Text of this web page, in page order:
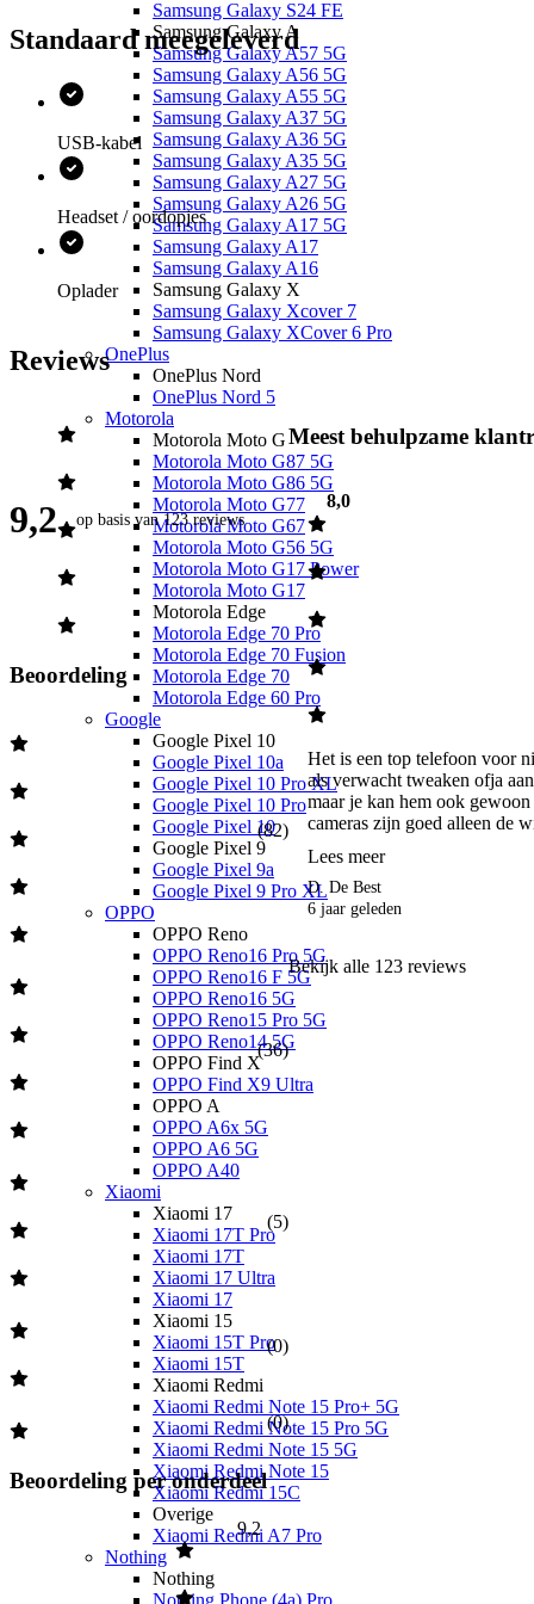
Samsung Galaxy S24 FE
Samsung Galaxy A
Samsung Galaxy A57 5G
Samsung Galaxy A56 5G
Samsung Galaxy A55 5G
Samsung Galaxy A37 5G
Samsung Galaxy A36 5G
Samsung Galaxy A35 5G
Samsung Galaxy A27 5G
Samsung Galaxy A26 5G
Samsung Galaxy A17 5G
Samsung Galaxy A17
Samsung Galaxy A16
Samsung Galaxy X
Samsung Galaxy Xcover 7
Samsung Galaxy XCover 6 Pro
OnePlus
OnePlus Nord
OnePlus Nord 5
Motorola
Motorola Moto G
Motorola Moto G87 5G
Motorola Moto G86 5G
Motorola Moto G77
Motorola Moto G67
Motorola Moto G56 5G
Motorola Moto G17 Power
Motorola Moto G17
Motorola Edge
Motorola Edge 70 Pro
Motorola Edge 70 Fusion
Motorola Edge 70
Motorola Edge 60 Pro
Google
Google Pixel 10
Google Pixel 10a
Google Pixel 10 Pro XL
Google Pixel 10 Pro
Google Pixel 10
Google Pixel 9
Google Pixel 9a
Google Pixel 9 Pro XL
OPPO
OPPO Reno
OPPO Reno16 Pro 5G
OPPO Reno16 F 5G
OPPO Reno16 5G
OPPO Reno15 Pro 5G
OPPO Reno14 5G
OPPO Find X
OPPO Find X9 Ultra
OPPO A
OPPO A6x 5G
OPPO A6 5G
OPPO A40
Xiaomi
Xiaomi 17
Xiaomi 17T Pro
Xiaomi 17T
Xiaomi 17 Ultra
Xiaomi 17
Xiaomi 15
Xiaomi 15T Pro
Xiaomi 15T
Xiaomi Redmi
Xiaomi Redmi Note 15 Pro+ 5G
Xiaomi Redmi Note 15 Pro 5G
Xiaomi Redmi Note 15 5G
Xiaomi Redmi Note 15
Xiaomi Redmi 15C
Overige
Xiaomi Redmi A7 Pro
Nothing
Nothing
Nothing Phone (4a) Pro
Intelligente camera
Het Samsung-toestel ondersteunt een dubbele 13 en 5
megapixelcamera achterop. De eerste camera zorgt voor ultieme
helderheid, de tweede camera voor een ultra groothoek van 123
graden. Zo leg je ieder bijzonder moment op zijn best vast. Ook zijn
er leuke opties aanwezig om je foto’s nog feestelijker te maken,
zoals AR stickers en filters.
Batterij en snelladen
Lang wachten tot je telefoon is opgeladen is verleden tijd. Met de
Galaxy A20e kan je na 10 minuten opladen namelijk weer 2 uur
lang video’s kijken, 10 uur muziek luisteren of 3 uur bellen dankzij
de Adaptice Fast Charging (15W). De capaciteit van de batterij is
Standaard meegeleverd
USB-kabel
Headset / oordopjes
Oplader
Reviews
9,2 op basis van 123 reviews
Beoordeling
(82)
(36)
(5)
(0)
(0)
Beoordeling per onderdeel
9,2
Meest behulpzame
8,0
Het is een top telefoon voor
als verwacht tweaken ofja
maar je kan hem ook
cameras zijn goed alleen de
Lees meer
D. De Best
6 jaar geleden
Bekijk alle 123 reviews